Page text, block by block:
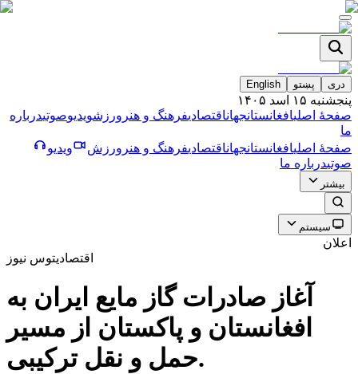
دری پښتو English
پنجشنبه ۱۵ اسد ۱۴۰۵
صفحۀ اصلیافغانستانجهاناقتصادیفرهنگ و هنر ورزشویدیوصوتیدرباره
ما
صفحۀ اصلیافغانستانجهاناقتصادیفرهنگ و هنر ورزش
ویدیو
صوتیدرباره ما
بیشتر
سیستم
اعلان
اقتصادیتوس نیوز
آغاز صادرات گاز مايع ايران به
افغانستان و پاكستان از مسير
حمل و نقل تركيبى.